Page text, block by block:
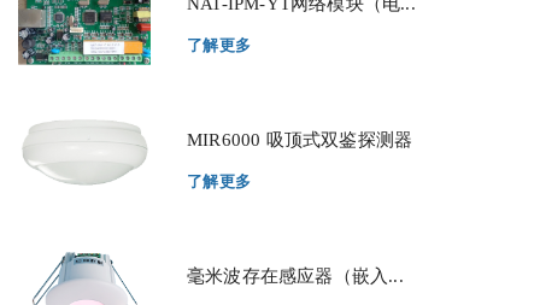
了解更多
MIR6000 吸顶式双鉴探测器
了解更多
毫米波存在感应器（嵌入...